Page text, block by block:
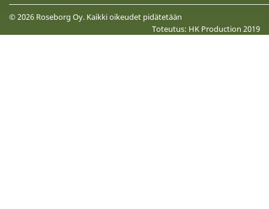
© 2026 Roseborg Oy. Kaikki oikeudet pidätetään
Toteutus: HK Production 2019